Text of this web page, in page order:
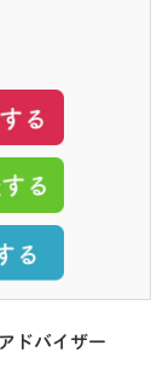
ドバイザー